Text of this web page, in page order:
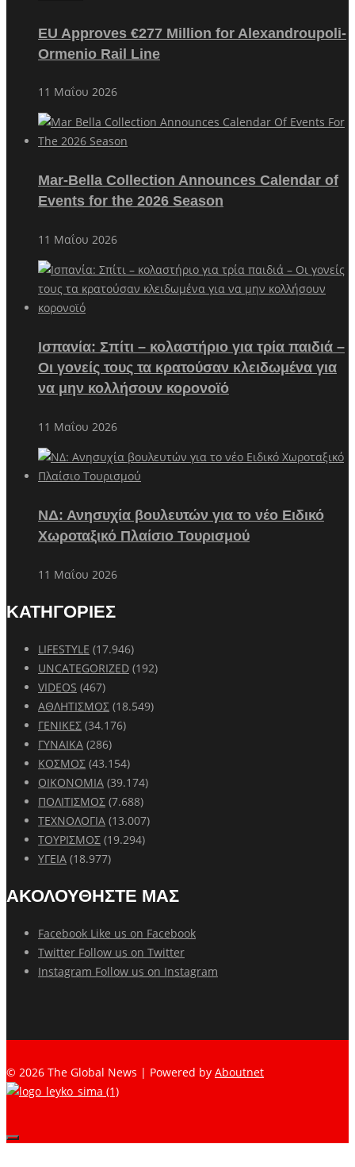
EU Approves €277 Million for Alexandroupoli-
Ormenio Rail Line
11 Μαΐου 2026
Mar-Bella Collection Announces Calendar of
Events for the 2026 Season
11 Μαΐου 2026
Ισπανία: Σπίτι – κολαστήριο για τρία παιδιά –
Οι γονείς τους τα κρατούσαν κλειδωμένα για
να μην κολλήσουν κορονοϊό
11 Μαΐου 2026
ΝΔ: Ανησυχία βουλευτών για το νέο Ειδικό
Χωροταξικό Πλαίσιο Τουρισμού
11 Μαΐου 2026
ΚΑΤΗΓΟΡΙΕΣ
LIFESTYLE (17.946)
UNCATEGORIZED (192)
VIDEOS (467)
ΑΘΛΗΤΙΣΜΟΣ (18.549)
ΓΕΝΙΚΕΣ (34.176)
ΓΥΝΑΙΚΑ (286)
ΚΟΣΜΟΣ (43.154)
ΟΙΚΟΝΟΜΙΑ (39.174)
ΠΟΛΙΤΙΣΜΟΣ (7.688)
ΤΕΧΝΟΛΟΓΙΑ (13.007)
ΤΟΥΡΙΣΜΟΣ (19.294)
ΥΓΕΙΑ (18.977)
ΑΚΟΛΟΥΘΗΣΤΕ ΜΑΣ
Facebook Like us on Facebook
Twitter Follow us on Twitter
Instagram Follow us on Instagram
© 2026 The Global News | Powered by Aboutnet